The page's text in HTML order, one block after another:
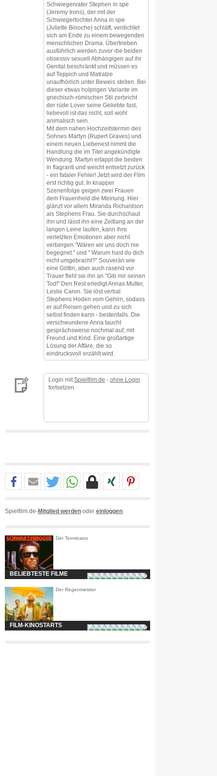
Schwiegervater Stephen in spe
(Jeremy Irons), der mit der
Schwiegertochter Anna in spe
(Juliette Binoche) schläft, verdichtet
sich am Ende zu einem bewegenden
menschlichen Drama. Übertrieben
ausführlich werden zuvor die beiden
obsessiv sexuell Abhängigen auf ihr
Genital beschränkt und müssen es
auf Teppich und Matratze
unaufhörlich unter Beweis stellen. Bei
dieser etwas holprigen Variante im
griechisch-römischen Stil zerbricht
der rüde Lover seine Geliebte fast,
liebevoll ist das nicht, soll wohl
animalisch sein.
Mit dem nahen Hochzeitstermin des
Sohnes Martyn (Rupert Graves) und
einem neuen Liebenest nimmt die
Handlung die im Titel angekündigte
Wendung. Martyn ertappt die beiden
in flagranti und weicht entsetzt zurück
- ein fataler Fehler! Jetzt wird der Film
erst richtig gut. In knapper
Szenenfolge geigen zwei Frauen
dem Frauenheld die Meinung. Hier
glänzt vor allem Miranda Richardson
als Stephens Frau. Sie durchschaut
ihn und lässt ihn eine Zeitlang an der
langen Leine laufen, kann ihre
verletzten Emotionen aber nicht
verbergen "Wären wir uns doch nie
begegnet." und " Warum hast du dich
nicht umgebracht?" Souverän wie
eine Göttin, aber auch rasend vor
Trauer fleht sie ihn an "Gib mir seinen
Tod!" Den Rest erledigt Annas Mutter,
Leslie Caron. Sie löst verbal
Stephens Hoden vom Gehirn, sodass
er auf Reisen gehen und zu sich
selbst finden kann - bestenfalls. Die
verschwundene Anna taucht
gesprächsweise nochmal auf, mit
Freund und Kind. Eine großartige
Lösung der Affäre, die so
eindrucksvoll erzählt wird.
Login mit Spielfilm.de - ohne Login
fortsetzen.
Spielfilm.de-Mitglied werden oder einloggen
Der Terminator
BELIEBTESTE FILME
Der Regenmeister
FILM-KINOSTARTS